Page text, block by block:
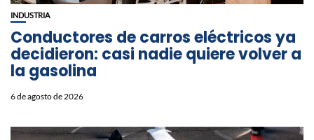
INDUSTRIA
Conductores de carros eléctricos ya
decidieron: casi nadie quiere volver a
la gasolina
6 de agosto de 2026